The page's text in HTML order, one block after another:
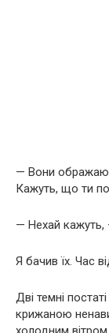
— Вони
Кажуть, що ти
— Нехай кажуть,
Я бачив їх. Час
Дві темні
крижаною